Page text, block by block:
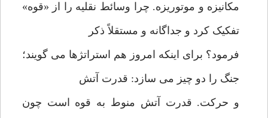
مکانیزه و موتوریزه. چرا وسائط نقلیه را از «قوه»
تفکیک کرد و جداگانه و مستقلاً ذکر
فرمود؟ برای اینکه امروز هم استراتژها می گویند؛
جنگ را دو چیز می سازد: قدرت آتش
و حرکت. قدرت آتش منوط به قوه است چون